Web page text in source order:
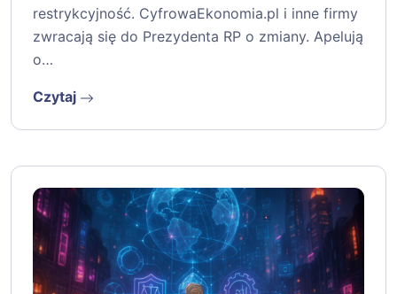
restrykcyjność. CyfrowaEkonomia.pl i inne firmy
zwracają się do Prezydenta RP o zmiany. Apelują
o…
Czytaj